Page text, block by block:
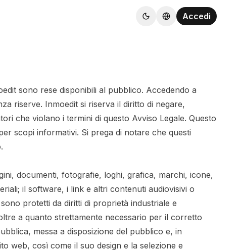
Accedi
sono rese disponibili al pubblico. Accedendo a
riserve. Inmoedit si riserva il diritto di negare,
che violano i termini di questo Avviso Legale. Questo
scopi informativi. Si prega di notare che questi
documenti, fotografie, loghi, grafica, marchi, icone,
il software, i link e altri contenuti audiovisivi o
protetti da diritti di proprietà industriale e
a quanto strettamente necessario per il corretto
messa a disposizione del pubblico e, in
web, così come il suo design e la selezione e